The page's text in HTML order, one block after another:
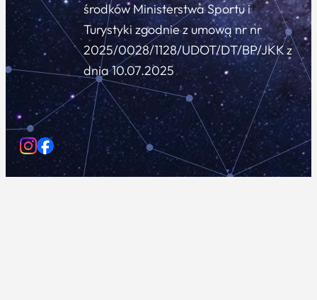
środków Ministerstwa Sportu i
Turystyki zgodnie z umową nr nr
2025/0028/1128/UDOT/DT/BP/JKK z
dnia 10.07.2025